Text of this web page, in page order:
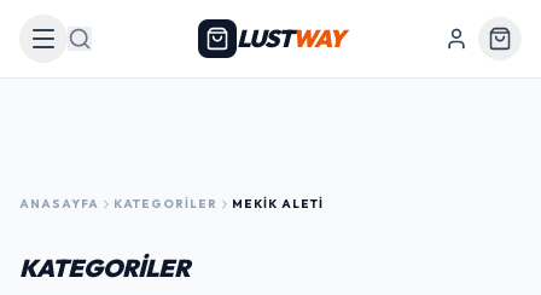
Arama LUSTWAY
ANASAYFA KATEGORILER MEKIK ALETI
KATEGORİLER